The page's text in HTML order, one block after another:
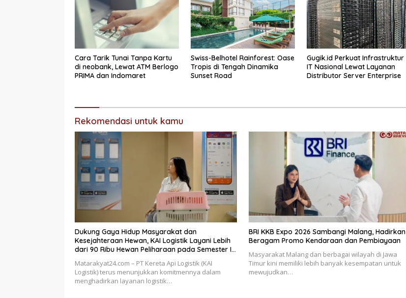
Cara Tarik Tunai Tanpa Kartu
di neobank, Lewat ATM Berlogo
PRIMA dan Indomaret
Swiss-Belhotel Rainforest: Oase
Tropis di Tengah Dinamika
Sunset Road
Gugik.id Perkuat Infrastruktur
IT Nasional Lewat Layanan
Distributor Server Enterprise
Rekomendasi untuk kamu
Dukung Gaya Hidup Masyarakat dan
Kesejahteraan Hewan, KAI Logistik Layani Lebih
dari 90 Ribu Hewan Peliharaan pada Semester I
Matarakyat24.com – PT Kereta Api Logistik (KAI
Logistik) terus menunjukkan komitmennya dalam
menghadirkan layanan logistik…
BRI KKB Expo 2026 Sambangi Malang, Hadirkan
Beragam Promo Kendaraan dan Pembiayaan
Masyarakat Malang dan berbagai wilayah di Jawa
Timur kini memiliki lebih banyak kesempatan untuk
mewujudkan…